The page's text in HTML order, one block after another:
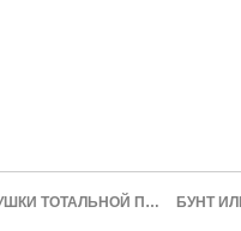
ПРОЕКТЫ И ЛОВУШКИ ТОТАЛЬНОЙ ПРИВАТИЗАЦИИ